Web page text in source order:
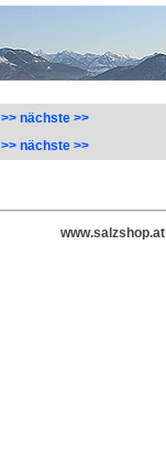
>> nächste >>
>> nächste >>
www.salzshop.at